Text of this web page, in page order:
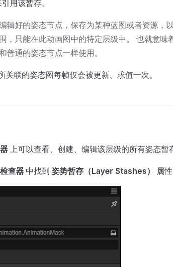
用该暂存。
辑好的姿态节点，保存为某种蓝图或者资源，
，只能在此动画图中的特定层级中。 也就意味
普通的姿态节点一样使用。
联的姿态图每帧仅会被更新、求值一次。
上可以查看、创建、编辑该层级的所有姿态暂
查器 中找到 姿势暂存（Layer Stashes） 属性